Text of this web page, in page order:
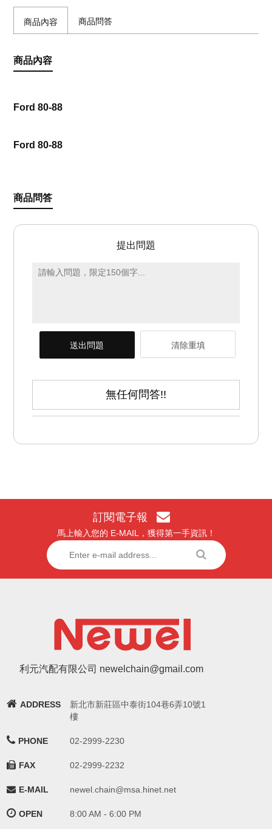
商品內容 商品問答
商品內容
Ford 80-88
Ford 80-88
商品問答
提出問題
送出問題 清除重填
無任何問答!!
訂閱電子報
馬上輸入您的 E-MAIL，獲得第一手資訊！
利元汽配有限公司 newelchain@gmail.com
ADDRESS
新北市新莊區中泰街104巷6弄10號1
樓
PHONE 02-2999-2230
FAX 02-2999-2232
E-MAIL newel.chain@msa.hinet.net
OPEN 8:00 AM - 6:00 PM